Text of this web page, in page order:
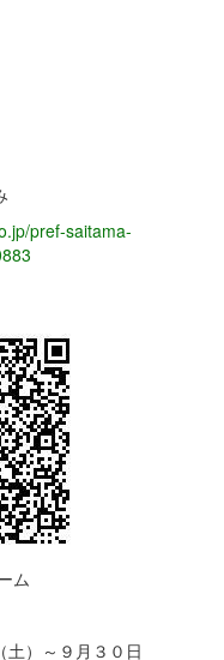
pref-saitama-
）～９月３０日